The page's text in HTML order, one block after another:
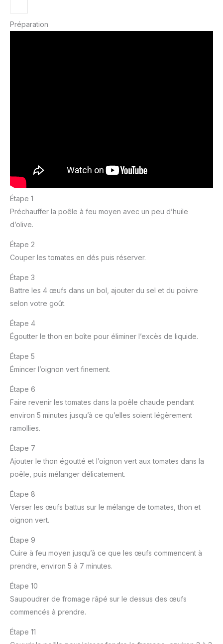
Préparation
Étape 1
Préchauffer la poêle à feu moyen avec un peu d’huile
d’olive.
Étape 2
Couper les tomates en dés puis réserver.
Étape 3
Battre les 4 œufs dans un bol, ajouter du sel et du poivre
selon votre goût.
Étape 4
Égoutter le thon en boîte pour éliminer l’excès de liquide.
Étape 5
Émincer l’oignon vert finement.
Étape 6
Faire revenir les tomates dans la poêle chaude pendant
environ 5 minutes jusqu’à ce qu’elles soient légèrement
ramollies.
Étape 7
Ajouter le thon égoutté et l’oignon vert aux tomates dans la
poêle, puis mélanger délicatement.
Étape 8
Verser les œufs battus sur le mélange de tomates, thon et
oignon vert.
Étape 9
Cuire à feu moyen jusqu’à ce que les œufs commencent à
prendre, environ 5 à 7 minutes.
Étape 10
Saupoudrer de fromage râpé sur le dessus des œufs
commencés à prendre.
Étape 11